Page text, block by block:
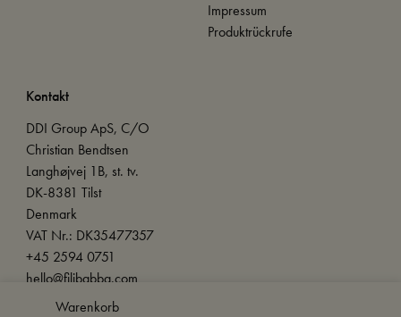
Warenkorb
Impressum
Produktrückrufe
Kontakt
DDI Group ApS, C/O
Christian Bendtsen
Langhøjvej 1B, st. tv.
DK-8381 Tilst
Denmark
VAT Nr.: DK35477357
+45 2594 0751
hello@filibabba.com